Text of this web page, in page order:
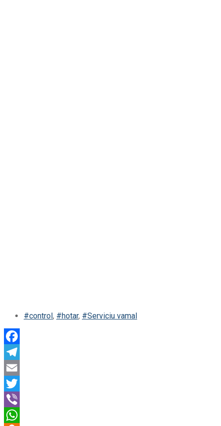
#control, #hotar, #Serviciu vamal